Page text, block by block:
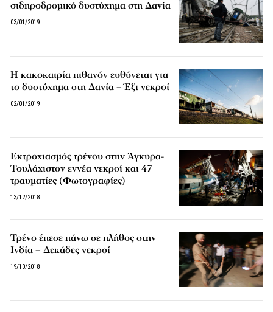
σιδηροδρομικό δυστύχημα στη Δανία
03/01/2019
Η κακοκαιρία πιθανόν ευθύνεται για
το δυστύχημα στη Δανία – Έξι νεκροί
02/01/2019
Εκτροχιασμός τρένου στην Άγκυρα-
Τουλάχιστον εννέα νεκροί και 47
τραυματίες (Φωτογραφίες)
13/12/2018
Τρένο έπεσε πάνω σε πλήθος στην
Ινδία – Δεκάδες νεκροί
19/10/2018